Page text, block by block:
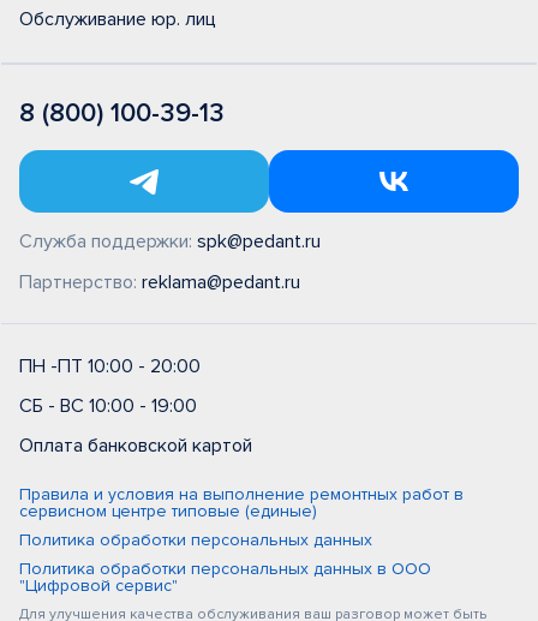
Обслуживание юр. лиц
8 (800) 100-39-13
Служба поддержки: spk@pedant.ru
Партнерство: reklama@pedant.ru
ПН -ПТ 10:00 - 20:00
СБ - ВС 10:00 - 19:00
Оплата банковской картой
Правила и условия на выполнение ремонтных работ в
сервисном центре типовые (единые)
Политика обработки персональных данных
Политика обработки персональных данных в ООО
"Цифровой сервис"
Для улучшения качества обслуживания ваш разговор может быть